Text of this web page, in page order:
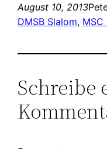
August 10, 2013
DMSB Slalom, MSC
Schreibe